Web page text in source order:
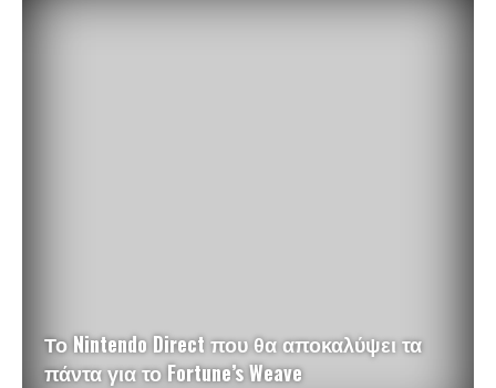
Το Nintendo Direct που θα αποκαλύψει τα
πάντα για το Fortune’s Weave